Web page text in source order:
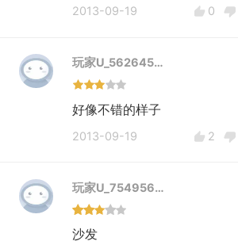
2013-09-19 0
玩家U_562645…
好像不错的样子
2013-09-19 2
玩家U_754956…
沙发